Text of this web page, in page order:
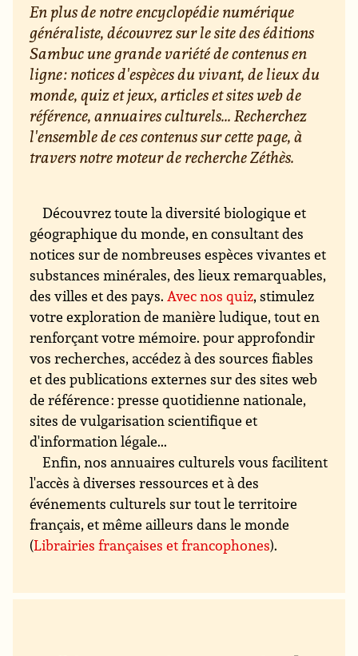
En plus de notre encyclopédie numérique
généraliste, découvrez sur le site des éditions
Sambuc une grande variété de contenus en
ligne : notices d'espèces du vivant, de lieux du
monde, quiz et jeux, articles et sites web de
référence, annuaires culturels... Recherchez
l'ensemble de ces contenus sur cette page, à
travers notre moteur de recherche Zéthès.
Découvrez toute la diversité biologique et
géographique du monde, en consultant des
notices sur de nombreuses espèces vivantes et
substances minérales, des lieux remarquables,
des villes et des pays. Avec nos quiz, stimulez
votre exploration de manière ludique, tout en
renforçant votre mémoire. pour approfondir
vos recherches, accédez à des sources fiables
et des publications externes sur des sites web
de référence : presse quotidienne nationale,
sites de vulgarisation scientifique et
d'information légale...
Enfin, nos annuaires culturels vous facilitent
l'accès à diverses ressources et à des
événements culturels sur tout le territoire
français, et même ailleurs dans le monde
(Librairies françaises et francophones).